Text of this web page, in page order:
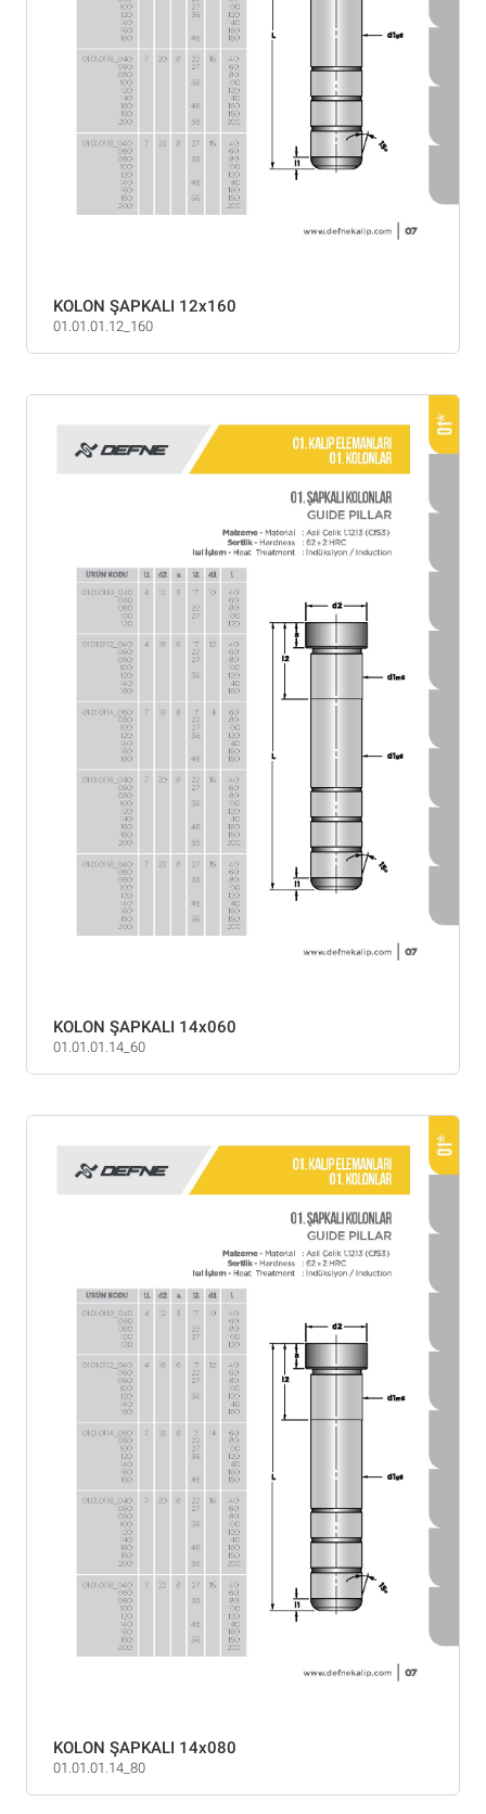
KOLON ŞAPKALI 12x160
01.01.01.12_160
KOLON ŞAPKALI 14x060
01.01.01.14_60
KOLON ŞAPKALI 14x080
01.01.01.14_80